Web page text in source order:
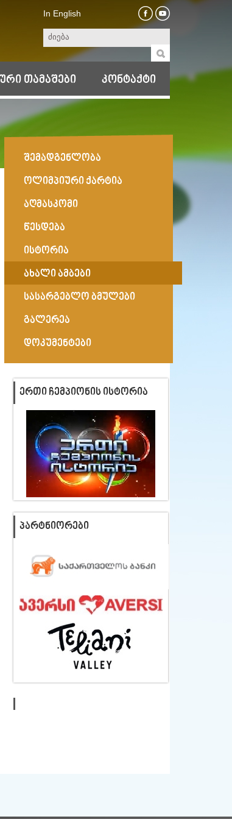
In English
თამაშები კონტაქტი
შემადგენლობა
ოლიმპიური ქარტია
აღმასკომი
წესდება
ისტორია
ახალი ამბები
სასარგებლო ბმულები
გალერეა
დოკუმენტები
ᲔᲠᲗᲘ ᲩᲔᲛᲞᲘᲝᲜᲘᲡ ᲘᲡᲢᲝᲠᲘᲐ
ᲞᲐᲠᲢᲜᲘᲝᲠᲔᲑᲘ